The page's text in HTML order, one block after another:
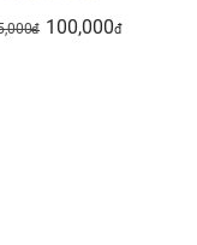
đ 100,000đ